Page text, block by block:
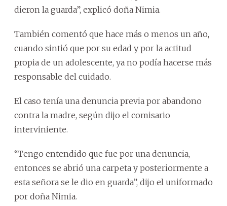
dieron la guarda”, explicó doña Nimia.
También comentó que hace más o menos un año,
cuando sintió que por su edad y por la actitud
propia de un adolescente, ya no podía hacerse más
responsable del cuidado.
El caso tenía una denuncia previa por abandono
contra la madre, según dijo el comisario
interviniente.
“Tengo entendido que fue por una denuncia,
entonces se abrió una carpeta y posteriormente a
esta señora se le dio en guarda”, dijo el uniformado
por doña Nimia.